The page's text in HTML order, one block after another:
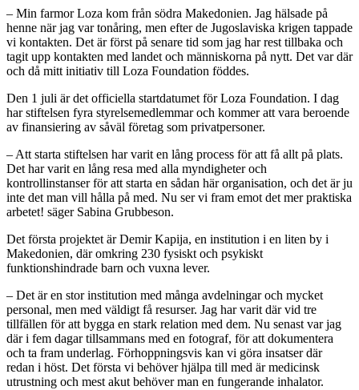
– Min farmor Loza kom från södra Makedonien. Jag hälsade på
henne när jag var tonåring, men efter de Jugoslaviska krigen tappade
vi kontakten. Det är först på senare tid som jag har rest tillbaka och
tagit upp kontakten med landet och människorna på nytt. Det var där
och då mitt initiativ till Loza Foundation föddes.
Den 1 juli är det officiella startdatumet för Loza Foundation. I dag
har stiftelsen fyra styrelsemedlemmar och kommer att vara beroende
av finansiering av såväl företag som privatpersoner.
– Att starta stiftelsen har varit en lång process för att få allt på plats.
Det har varit en lång resa med alla myndigheter och
kontrollinstanser för att starta en sådan här organisation, och det är ju
inte det man vill hålla på med. Nu ser vi fram emot det mer praktiska
arbetet! säger Sabina Grubbeson.
Det första projektet är Demir Kapija, en institution i en liten by i
Makedonien, där omkring 230 fysiskt och psykiskt
funktionshindrade barn och vuxna lever.
– Det är en stor institution med många avdelningar och mycket
personal, men med väldigt få resurser. Jag har varit där vid tre
tillfällen för att bygga en stark relation med dem. Nu senast var jag
där i fem dagar tillsammans med en fotograf, för att dokumentera
och ta fram underlag. Förhoppningsvis kan vi göra insatser där
redan i höst. Det första vi behöver hjälpa till med är medicinsk
utrustning och mest akut behöver man en fungerande inhalator.